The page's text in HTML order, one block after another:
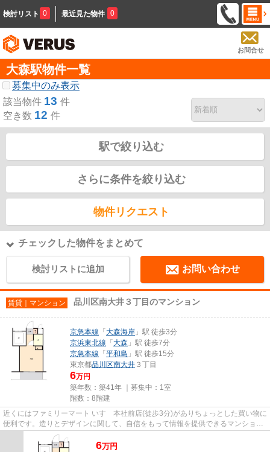
検討リスト 0 最近見た物件 0
お問合せ
大森駅物件一覧
募集中のみ表示
該当物件 13 件
空き数 12 件
駅で絞り込む
さらに条件を絞り込む
物件リクエスト
チェックした物件をまとめて
検討リストに追加 お問い合わせ
賃貸｜マンション 品川区南大井３丁目のマンション
京急本線 「 大森海岸 」駅 徒歩3分
京浜東北線 「 大森 」駅 徒歩7分
京急本線 「 平和島 」駅 徒歩15分
東京都品川区南大井 ３丁目
6万円
築年数：築41年 ｜募集中： 1室
階数：8階建
近くにはファミリーマート いすゞ本社前店(徒歩3分)がありちょっとした買い物に
便利です。造りとデザインに関して、自信をもって情報を提供できるマンション
です。周辺に2駅あるので電...
6万円